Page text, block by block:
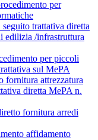
per
trattativa diretta
edilizia /infrastruttura
per piccoli
sul MePA
fornitura attrezzatura
diretta MePA n.
fornitura arredi
affidamento